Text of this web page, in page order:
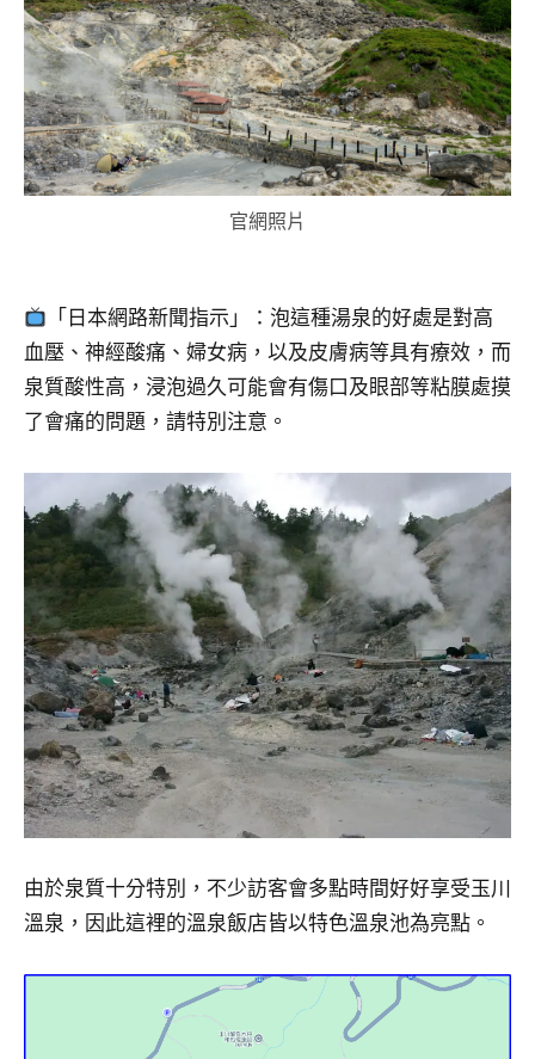
及
活
動
主
持、
學
校
部
落
客
及
遊
誌
專
欄、
觀
光
局
合
作
達
人
對
象。
官網照片
「日本網路新聞指示」：泡這種湯泉的好處是對高
血壓、神經酸痛、婦女病，以及皮膚病等具有療效，而
泉質酸性高，浸泡過久可能會有傷口及眼部等粘膜處摸
了會痛的問題，請特別注意。
由於泉質十分特別，不少訪客會多點時間好好享受玉川
溫泉，因此這裡的溫泉飯店皆以特色溫泉池為亮點。